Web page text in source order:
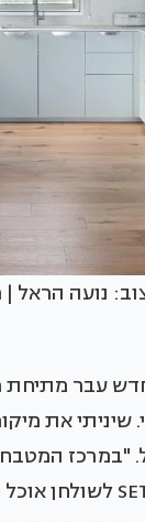
נועה הראל
עבר
את